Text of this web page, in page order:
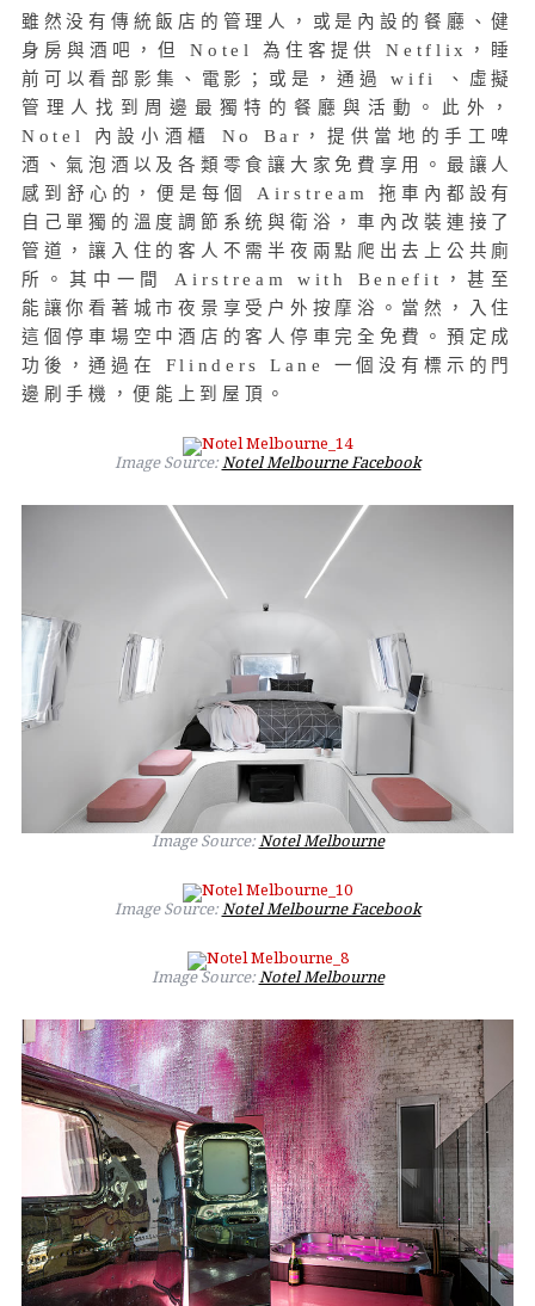
雖然没有傳統飯店的管理人，或是內設的餐廳、健
身房與酒吧，但 Notel 為住客提供 Netflix，睡
前可以看部影集、電影；或是，通過 wifi 、虛擬
管理人找到周邊最獨特的餐廳與活動。此外，
Notel 內設小酒櫃 No Bar，提供當地的手工啤
酒、氣泡酒以及各類零食讓大家免費享用。最讓人
感到舒心的，便是每個 Airstream 拖車內都設有
自己單獨的溫度調節系统與衛浴，車內改裝連接了
管道，讓入住的客人不需半夜兩點爬出去上公共廁
所。其中一間 Airstream with Benefit，甚至
能讓你看著城市夜景享受户外按摩浴。當然，入住
這個停車場空中酒店的客人停車完全免費。預定成
功後，通過在 Flinders Lane 一個没有標示的門
邊刷手機，便能上到屋頂。
Image Source:Notel Melbourne Facebook
Image Source:Notel Melbourne
Image Source:Notel Melbourne Facebook
Image Source:Notel Melbourne